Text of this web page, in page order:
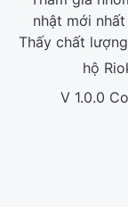
nhật mới
Thấy chất
hộ
V 1.0.0